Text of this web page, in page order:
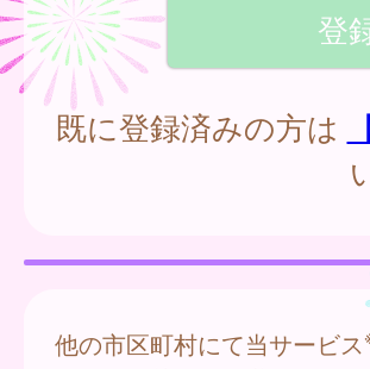
既に登録済みの方は
他の市区町村にて当サービス